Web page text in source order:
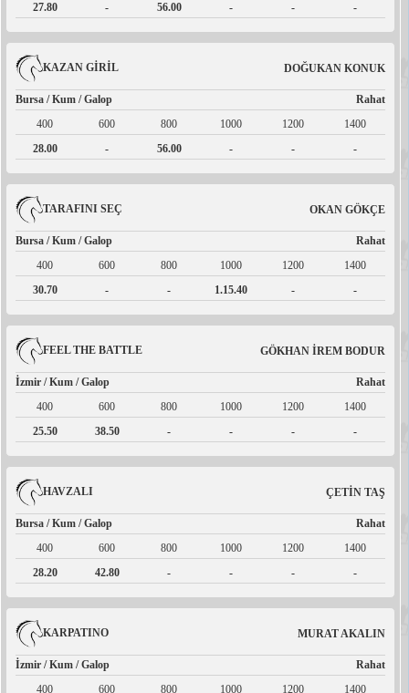
27.80
- 56.00 - - -
KAZAN GİRİL DOĞUKAN KONUK
Bursa / Kum / Galop
Rahat
400
600 800 1000 1200
1400
28.00
- 56.00 - - -
TARAFINI SEÇ OKAN GÖKÇE
Bursa / Kum / Galop
Rahat
400
600 800 1000 1200
1400
30.70
- - 1.15.40 - -
FEEL THE BATTLE GÖKHAN İREM BODUR
İzmir / Kum / Galop
Rahat
400
600 800 1000 1200
1400
25.50
38.50 - - - -
HAVZALI ÇETİN TAŞ
Bursa / Kum / Galop
Rahat
400
600 800 1000 1200
1400
28.20
42.80 - - - -
KARPATINO MURAT AKALIN
İzmir / Kum / Galop
Rahat
400
600 800 1000 1200
1400